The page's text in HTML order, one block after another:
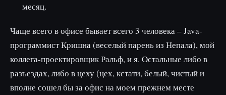
месяц.
Чаще всего в офисе бывает всего 3 человека – Java-
программист Кришна (веселый парень из Непала), мой
коллега-проектировщик Ральф, и я. Остальные либо в
разъездах, либо в цеху (цех, кстати, белый, чистый и
вполне сошел бы за офис на моем прежнем месте